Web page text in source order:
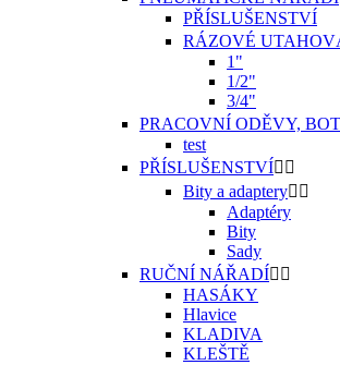
PŘÍSLUŠENSTVÍ
RÁZOVÉ
1"
1/2"
3/4"
PRACOVNÍ ODĚVY,
test
PŘÍSLUŠENSTVÍ 
Bity a adaptery 
Adaptéry
Bity
Sady
RUČNÍ NÁŘADÍ 
HASÁKY
Hlavice
KLADIVA
KLEŠTĚ